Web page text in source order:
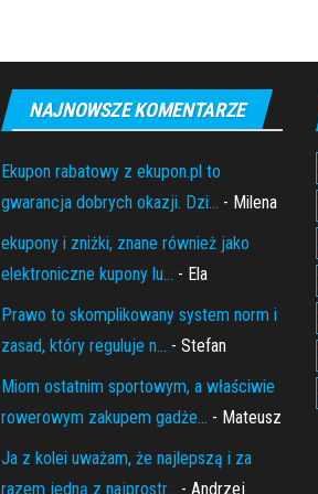
NAJNOWSZE KOMENTARZE
Ekupon rabatowy z ekupon.pl to
gwarancja dobrych okazji. Dzi... - Milena
ekupony i zniżki, znane również jako
elektroniczne kupony lu... - Ela
Prawo to skomplikowany system norm i
zasad, który reguluje n... - Stefan
Miom ostatnim sportowym, a właściwie
rowerowym zakupem gadże... - Mateusz
Ja z kolei uważam, że najlepszą i za
razem jedną z najprostr... - Andrzej